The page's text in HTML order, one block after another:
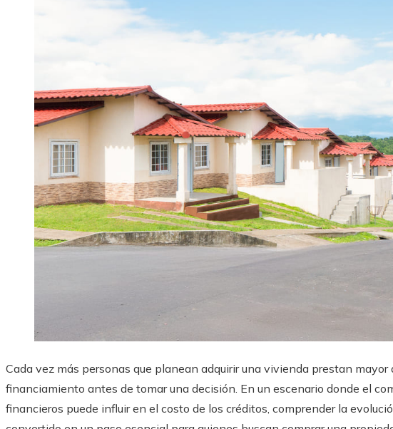
Cada vez más personas que planean adquirir una vivienda prestan
financiamiento antes de tomar una decisión. En un escenario donde el
financieros puede influir en el costo de los créditos, comprender la